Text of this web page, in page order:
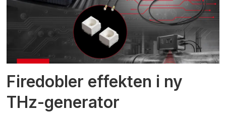
Firedobler effekten i ny
THz-generator